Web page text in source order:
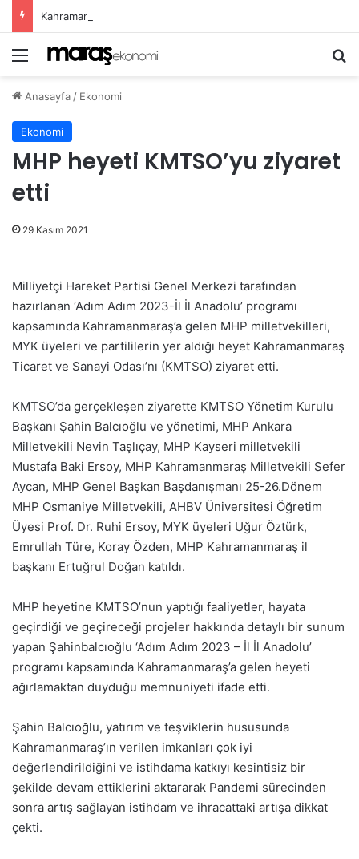
Menü
Anasayfa / Ekonomi
Ekonomi
MHP heyeti KMTSO’yu ziyaret
etti
29 Kasım 2021
Milliyetçi Hareket Partisi Genel Merkezi tarafından
hazırlanan ‘Adım Adım 2023-İl İl Anadolu’ programı
kapsamında Kahramanmaraş’a gelen MHP milletvekilleri,
MYK üyeleri ve partililerin yer aldığı heyet Kahramanmaraş
Ticaret ve Sanayi Odası’nı (KMTSO) ziyaret etti.
KMTSO’da gerçekleşen ziyarette KMTSO Yönetim Kurulu
Başkanı Şahin Balcıoğlu ve yönetimi, MHP Ankara
Milletvekili Nevin Taşlıçay, MHP Kayseri milletvekili
Mustafa Baki Ersoy, MHP Kahramanmaraş Milletvekili Sefer
Aycan, MHP Genel Başkan Başdanışmanı 25-26.Dönem
MHP Osmaniye Milletvekili, AHBV Üniversitesi Öğretim
Üyesi Prof. Dr. Ruhi Ersoy, MYK üyeleri Uğur Öztürk,
Emrullah Türe, Koray Özden, MHP Kahramanmaraş il
başkanı Ertuğrul Doğan katıldı.
MHP heyetine KMTSO’nun yaptığı faaliyetler, hayata
geçirdiği ve geçireceği projeler hakkında detaylı bir sunum
yapan Şahinbalcıoğlu ‘Adım Adım 2023 – İl İl Anadolu’
programı kapsamında Kahramanmaraş’a gelen heyeti
ağırlamaktan duyduğu memnuniyeti ifade etti.
Şahin Balcıoğlu, yatırım ve teşviklerin hususunda
Kahramanmaraş’ın verilen imkanları çok iyi
değerlendirildiğini ve istihdama katkıyı kesintisiz bir
şekilde devam ettiklerini aktararak Pandemi sürecinden
sonra artış sağlayan istihdam ve ihracattaki artışa dikkat
çekti.